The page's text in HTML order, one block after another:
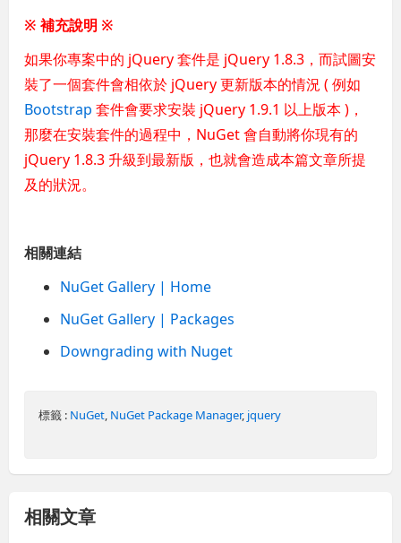
※ 補充說明 ※
如果你專案中的 jQuery 套件是 jQuery 1.8.3，而試圖安
裝了一個套件會相依於 jQuery 更新版本的情況 ( 例如
Bootstrap 套件會要求安裝 jQuery 1.9.1 以上版本 )，
那麼在安裝套件的過程中，NuGet 會自動將你現有的
jQuery 1.8.3 升級到最新版，也就會造成本篇文章所提
及的狀況。
相關連結
NuGet Gallery | Home
NuGet Gallery | Packages
Downgrading with Nuget
標籤 : NuGet NuGet Package Manager, jquery
相關文章